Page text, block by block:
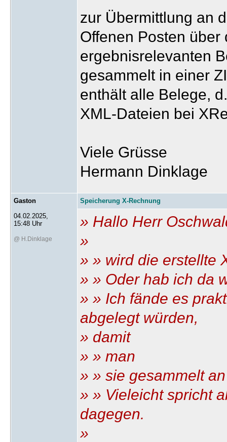
zur Übermittlung an
Offenen Posten
ergebnisrelevanten
gesammelt in einer
enthält alle Belege,
XML-Dateien bei
Viele Grüsse
Hermann Dinklage
Gaston
04.02.2025,
15:48 Uhr
@ H.Dinklage
Speicherung X-Rechnung
» Hallo Herr
»
» » wird die erstellte
» » Oder hab ich da
» » Ich fände es
abgelegt würden,
» damit
» » man
» » sie gesammelt
» » Vieleicht spricht
dagegen.
»